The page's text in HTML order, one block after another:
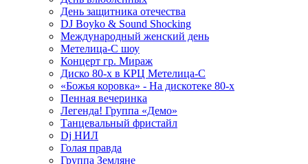
День защитника отечества
DJ Boyko & Sound Shocking
Международный женский день
Метелица-С шоу
Концерт гр. Мираж
Диско 80-х в КРЦ Метелица-С
«Божья коровка» - На дискотеке 80-х
Пенная вечеринка
Легенда! Группа «Демо»
Танцевальный фристайл
Dj НИЛ
Голая правда
Группа Земляне